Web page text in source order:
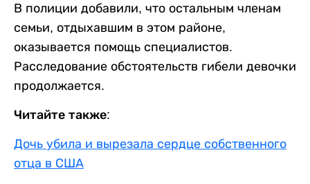
В полиции добавили, что остальным членам
семьи, отдыхавшим в этом районе,
оказывается помощь специалистов.
Расследование обстоятельств гибели девочки
продолжается.
Читайте также:
Дочь убила и вырезала сердце собственного
отца в США